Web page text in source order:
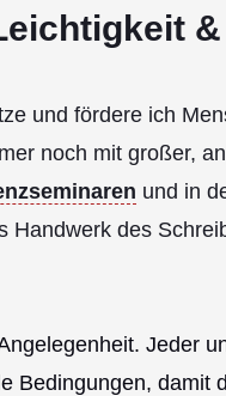
und fördere ich
noch mit großer,
und in
Handwerk des
Jeder
Bedingungen, damit